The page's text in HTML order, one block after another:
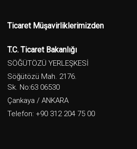
Ticaret Müşavirliklerimizden
T.C. Ticaret Bakanlığı
SÖĞÜTÖZÜ YERLEŞKESİ
Söğütözü Mah. 2176.
Sk. No:63 06530
Çankaya / ANKARA
Telefon: +90 312 204 75 00